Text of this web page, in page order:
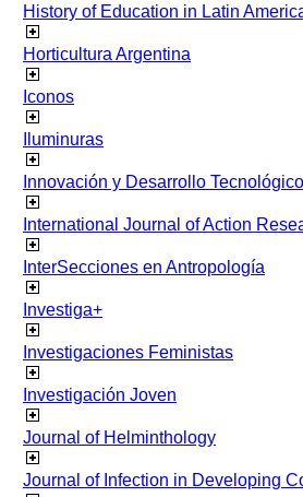
History of Education in Latin
Horticultura Argentina
Iconos
Iluminuras
Innovación y Desarrollo
International Journal of Action
InterSecciones en Antropología
Investiga+
Investigaciones Feministas
Investigación Joven
Journal of Helminthology
Journal of Infection in Developing